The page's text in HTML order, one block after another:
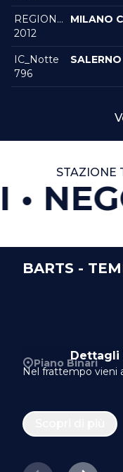
REGIONALEVELOCE
2012
MILANO
IC_Notte
796
SALERNO
STAZIONE
BARTS -
Dettagli
Nel frattempo vieni
Piano Binari